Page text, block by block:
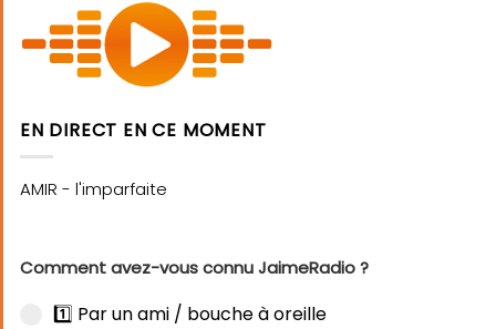
EN DIRECT EN CE MOMENT
Comment avez-vous connu JaimeRadio ?
1️⃣ Par un ami / bouche à oreille